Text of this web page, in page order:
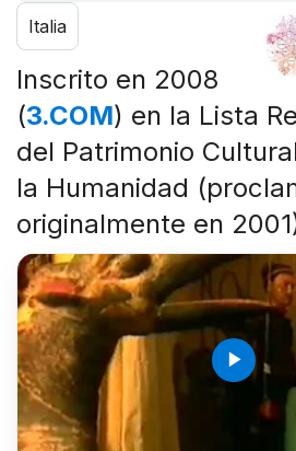
Italia
Inscrito en 2008
(3.COM) en la Lista
del Patrimonio
la Humanidad
originalmente en
play_arrow